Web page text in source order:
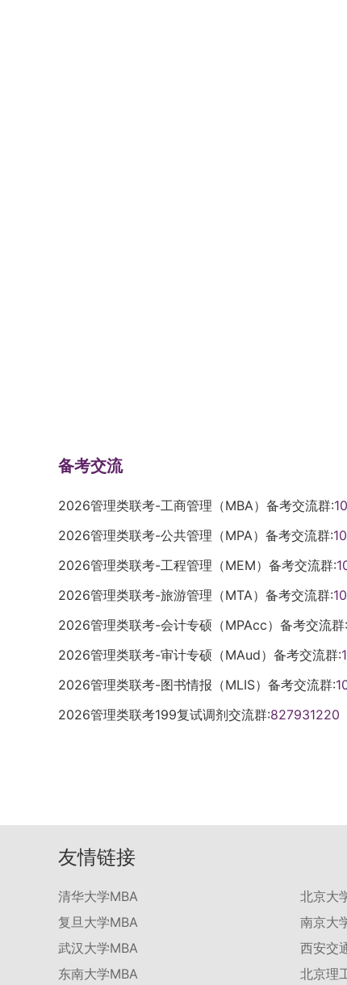
备考交流
2026管理类联考-工商管理（MBA）备考交流群:
2026管理类联考-公共管理（MPA）备考交流群:
2026管理类联考-工程管理（MEM）备考交流群:
2026管理类联考-旅游管理（MTA）备考交流群:
2026管理类联考-会计专硕（MPAcc）备考交流群:
2026管理类联考-审计专硕（MAud）备考交流群:
2026管理类联考-图书情报（MLIS）备考交流群:
2026管理类联考199复试调剂交流群:827931220
友情链接
清华大学MBA 北京大
复旦大学MBA
南京大
武汉大学MBA
西安交
东南大学MBA
北京理